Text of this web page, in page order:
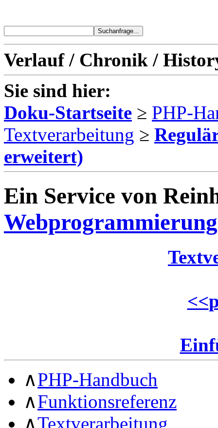
Verlauf / Chronik /
Sie sind hier:
Doku-Startseite ≥ PHP-
Textverarbeitung ≥
erweitert)
Ein Service von
Webprogrammierung
<<
∧PHP-Handbuch
∧Funktionsreferenz
∧Textverarbeitung